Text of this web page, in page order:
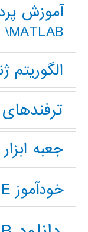
آموزش
MATLAB\
الگوریتم
جعبه
خودآموز HSPICE